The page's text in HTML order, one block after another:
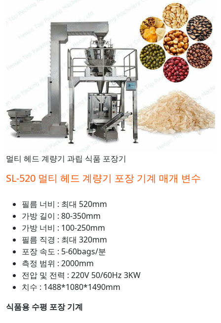
멀티 헤드 계량기 과립 식품 포장기
SL-520 멀티 헤드 계량기 포장 기계 매개 변수
필름 너비 : 최대 520mm
가방 길이 : 80-350mm
가방 너비 : 100-250mm
필름 직경 : 최대 320mm
포장 속도 : 5-60bags/분
측정 범위 : 2000mm
전압 및 전력 : 220V 50/60Hz 3KW
치수 : 1488*1080*1490mm
식품용 수평 포장 기계